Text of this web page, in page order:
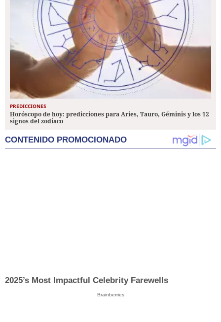
PREDICCIONES
Horóscopo de hoy: predicciones para Aries, Tauro, Géminis y los 12
signos del zodiaco
CONTENIDO PROMOCIONADO
2025’s Most Impactful Celebrity Farewells
Brainberries